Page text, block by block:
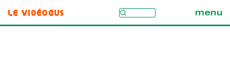
Le Vidéobus menu